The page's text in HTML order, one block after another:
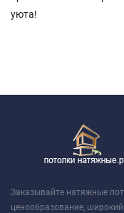
уюта!
Заказывайте натяжные
ценообразование,